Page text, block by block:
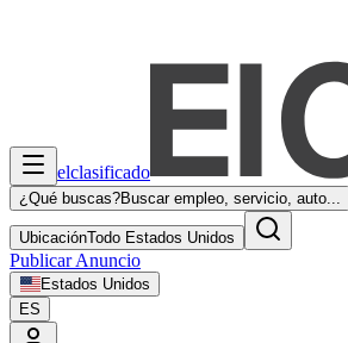
elclasificado
¿Qué buscas?Buscar empleo, servicio, auto...
UbicaciónTodo Estados Unidos
Publicar Anuncio
Estados Unidos
ES